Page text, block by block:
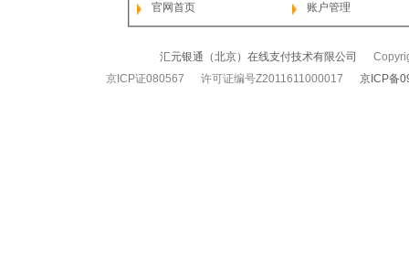
官网首页
账户管理
汇元银通（北京）在线支付技术有限公司
京ICP证080567 许可证编号Z2011611000017 京ICP备